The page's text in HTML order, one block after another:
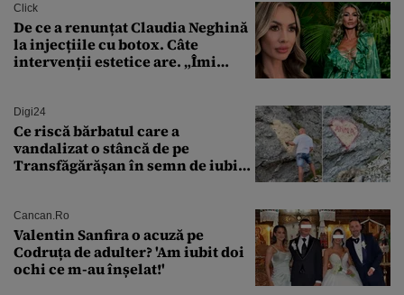
Click
De ce a renunțat Claudia Neghină
la injecțiile cu botox. Câte
intervenții estetice are. „Îmi
Digi24
Ce riscă bărbatul care a
vandalizat o stâncă de pe
Transfăgărășan în semn de iubire
Cancan.ro
Valentin Sanfira o acuză pe
Codruța de adulter? 'Am iubit doi
ochi ce m-au înșelat!'